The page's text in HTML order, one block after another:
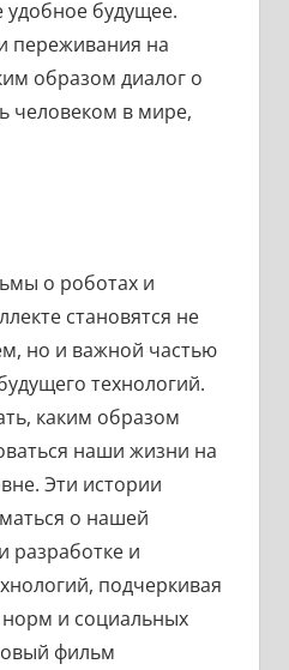
будущее.
переживания на
образом диалог о
человеком в мире,
о роботах и
становятся не
но и важной частью
технологий.
каким образом
наши жизни на
Эти истории
о нашей
разработке и
подчеркивая
норм и социальных
фильм